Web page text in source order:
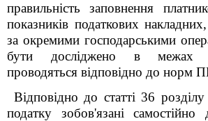
правильність заповнення
показників податкових
за окремими господарськими
бути досліджено в межах
проводяться відповідно до норм
Відповідно до статті 36
податку зобов'язані самостійно